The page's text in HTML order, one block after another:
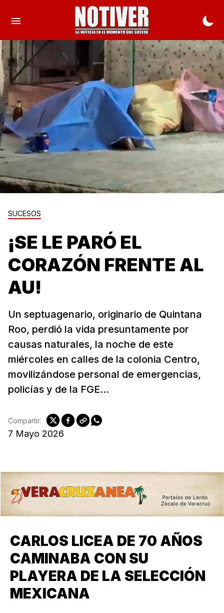
SUCESOS
¡SE LE PARÓ EL
CORAZÓN FRENTE AL
AU!
Un septuagenario, originario de Quintana
Roo, perdió la vida presuntamente por
causas naturales, la noche de este
miércoles en calles de la colonia Centro,
movilizándose personal de emergencias,
policías y de la FGE...
7 Mayo 2026
Compartir:
CARLOS LICEA DE 70 AÑOS
CAMINABA CON SU
PLAYERA DE LA SELECCIÓN
MEXICANA